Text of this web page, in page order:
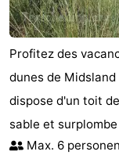
Profitez des
dunes de
dispose d'un toit
sable et
Max. 6